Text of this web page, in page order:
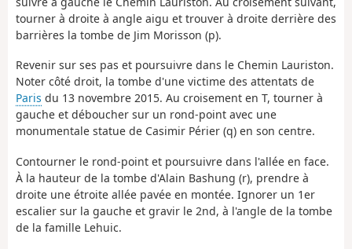
tourner à droite à angle aigu et trouver à droite derrière des
barrières la tombe de Jim Morisson (p).
Revenir sur ses pas et poursuivre dans le Chemin Lauriston.
Noter côté droit, la tombe d'une victime des attentats de
Paris du 13 novembre 2015. Au croisement en T, tourner à
gauche et déboucher sur un rond-point avec une
monumentale statue de Casimir Périer (q) en son centre.
Contourner le rond-point et poursuivre dans l'allée en face.
À la hauteur de la tombe d'Alain Bashung (r), prendre à
droite une étroite allée pavée en montée. Ignorer un 1er
escalier sur la gauche et gravir le 2nd, à l'angle de la tombe
de la famille Lehuic.